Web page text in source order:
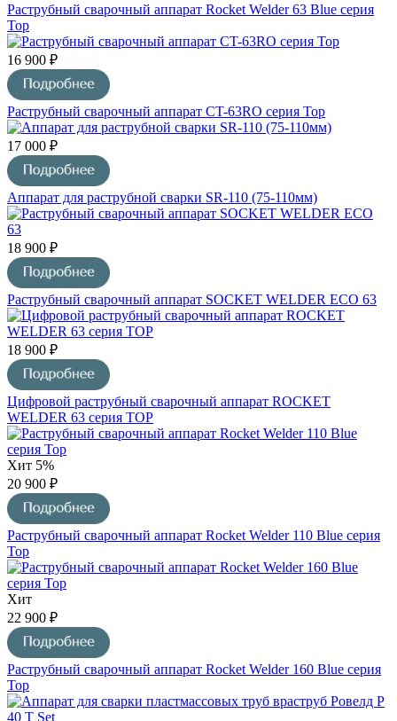
Раструбный сварочный аппарат Rocket Welder 63 Blue серия
Top
16 900 ₽
Раструбный сварочный аппарат CT-63RO серия Top
17 000 ₽
Аппарат для раструбной сварки SR-110 (75-110мм)
18 900 ₽
Раструбный сварочный аппарат SOCKET WELDER ECO 63
18 900 ₽
Цифровой раструбный сварочный аппарат ROCKET
WELDER 63 серия TOP
Хит 5%
20 900 ₽
Раструбный сварочный аппарат Rocket Welder 110 Blue серия
Top
Хит
22 900 ₽
Раструбный сварочный аппарат Rocket Welder 160 Blue серия
Top